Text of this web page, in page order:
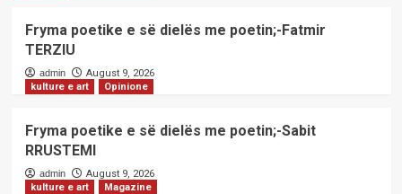
Fryma poetike e së dielës me poetin;-Fatmir
TERZIU
admin
August 9, 2026
kulture e art
Opinione
Fryma poetike e së dielës me poetin;-Sabit
RRUSTEMI
admin
August 9, 2026
kulture e art
Magazine